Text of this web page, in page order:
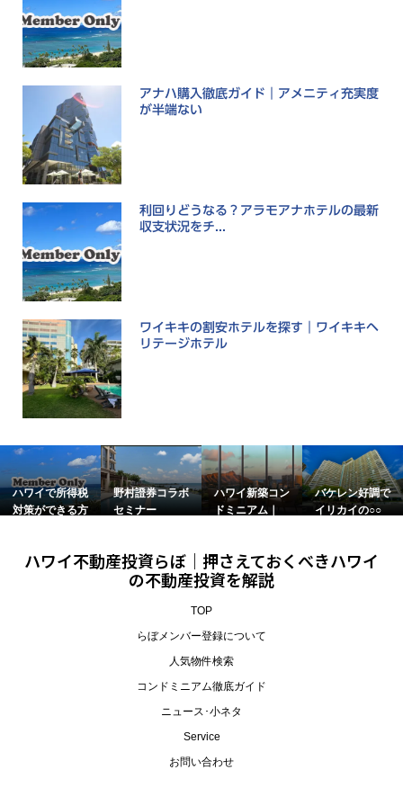
アナハ購入徹底ガイド｜アメニティ充実度
が半端ない
利回りどうなる？アラモアナホテルの最新
収支状況をチ...
ワイキキの割安ホテルを探す｜ワイキキヘ
リテージホテル
野村證券コラボ
セミナー
ハワイ新築コン
ドミニアム｜
バケレン好調で
イリカイの○○
ハワイの戸建て
の屋根に注目し
ハワイ不動産投資らぼ｜押さえておくべきハワイ
の不動産投資を解説
TOP
らぼメンバー登録について
人気物件検索
コンドミニアム徹底ガイド
ニュース･小ネタ
Service
お問い合わせ